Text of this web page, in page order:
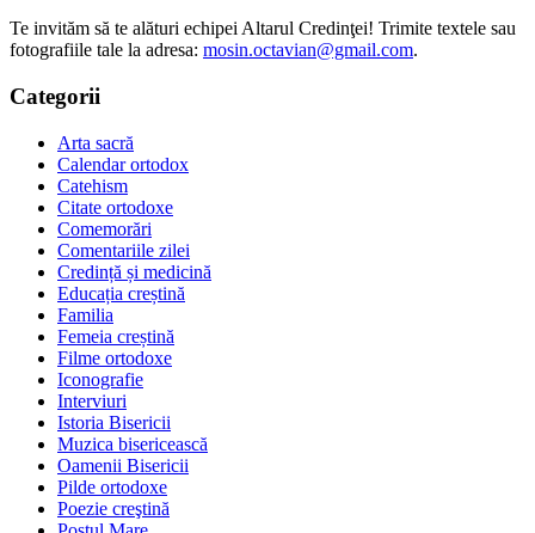
Te invităm să te alături echipei Altarul Credinţei! Trimite textele sau
fotografiile tale la adresa: mosin.octavian@gmail.com.
Categorii
Arta sacră
Calendar ortodox
Catehism
Citate ortodoxe
Comemorări
Comentariile zilei
Credință și medicină
Educația creștină
Familia
Femeia creștină
Filme ortodoxe
Iconografie
Interviuri
Istoria Bisericii
Muzica bisericească
Oamenii Bisericii
Pilde ortodoxe
Poezie creştină